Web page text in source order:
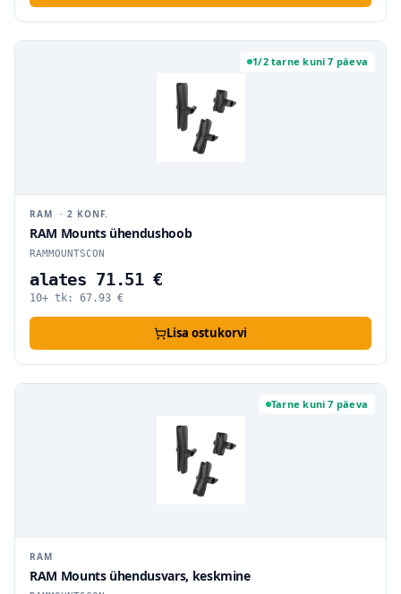
1/2 tarne kuni 7 päeva
RAM · 2 KONF.
RAM Mounts ühendushoob
RAMMOUNTSCON
alates 71.51 €
10+ tk: 67.93 €
Lisa ostukorvi
Tarne kuni 7 päeva
RAM
RAM Mounts ühendusvars, keskmine